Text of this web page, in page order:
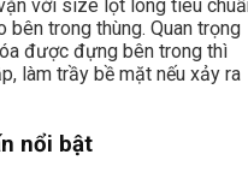
với size lọt lòng tiêu
bên trong thùng. Quan trọng
được đựng bên trong thì
làm trầy bề mặt nếu xảy ra
nổi bật